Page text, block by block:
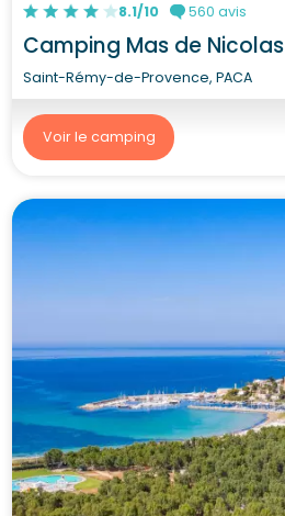
8.1/10 560 avis
Camping Mas de Nicolas
Saint-Rémy-de-Provence, PACA
Voir le camping